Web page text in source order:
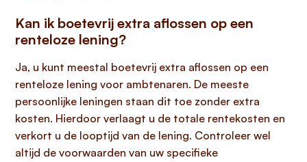
Kan ik boetevrij extra aflossen op een
renteloze lening?
Ja, u kunt meestal boetevrij extra aflossen op een
renteloze lening voor ambtenaren. De meeste
persoonlijke leningen staan dit toe zonder extra
kosten. Hierdoor verlaagt u de totale rentekosten en
verkort u de looptijd van de lening. Controleer wel
altijd de voorwaarden van uw specifieke